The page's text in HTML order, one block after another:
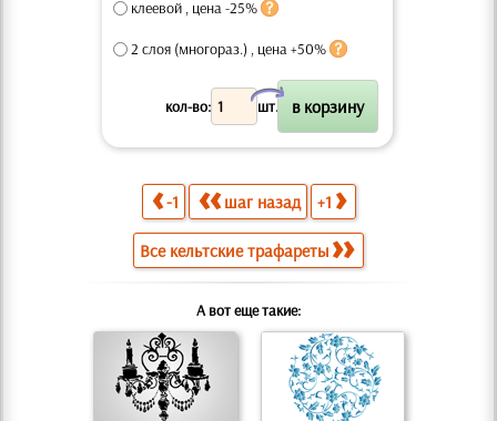
клеевой , цена -25%
2 слоя (многораз.) , цена +50%
кол-во: шт.
X
-1 шаг назад +1
Все кельтские трафареты
А вот еще такие: